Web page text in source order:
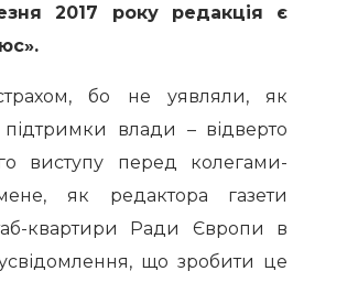
2017 року редакція є
бо не уявляли, як
підтримки влади – відверто
виступу перед колегами-
як редактора газети
квартири Ради Європи в
що зробити це